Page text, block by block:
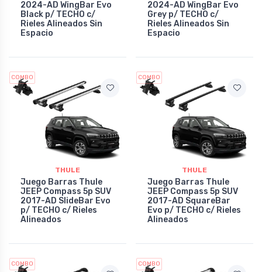
2024-AD WingBar Evo
Black p/ TECHO c/
Rieles Alineados Sin
Espacio
2024-AD WingBar Evo
Grey p/ TECHO c/
Rieles Alineados Sin
Espacio
COMBO
THULE
Juego Barras Thule
JEEP Compass 5p SUV
2017-AD SlideBar Evo
p/ TECHO c/ Rieles
Alineados
COMBO
THULE
Juego Barras Thule
JEEP Compass 5p SUV
2017-AD SquareBar
Evo p/ TECHO c/ Rieles
Alineados
COMBO COMBO